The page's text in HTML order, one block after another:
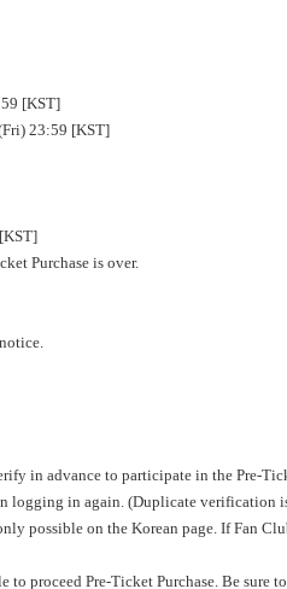
[KST]
23:59 [KST]
Purchase is over.
in advance to participate in the Pre-
logging in again. (Duplicate verification
possible on the Korean page. If Fan
proceed Pre-Ticket Purchase. Be sure